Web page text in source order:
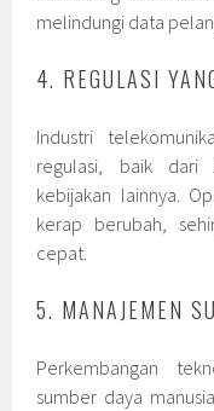
melindungi data
4. REGULASI
Industri
regulasi, baik dari
kebijakan lainnya.
kerap berubah,
cepat.
5. MANAJEMEN
Perkembangan
sumber daya